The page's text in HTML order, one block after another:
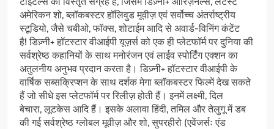
अमेरिकन शो, ब्लॉकबस्टर हॉलिवुड मूवीज़ एवं सर्वोच्च अंतर्राष्ट्रीय
स्टूडियो, जैसे चबीओ, फॉक्स, शोटाईम आदि से अवार्ड-विनिंग कंटेंट
है! डिज़्नी+ हॉटस्टार वीआईपी यूज़र्स को एक ही प्लेटफॉर्म पर दुनिया की
सर्वश्रेष्ठ कहानियों के साथ मनोरंजन एवं लाईव स्पोर्टिंग एक्शन का
अतुलनीय अनुभव प्रदान करता है। डिज़्नी+ हॉटस्टार वीआईपी के
वार्षिक सब्सक्रिप्शन के साथ दर्शक मेगा ब्लॉकबस्टर फिल्में देख सकते
हैं जो सीधे इस प्लेटफॉर्म पर रिलीज़ होती हैं। इनमें लक्ष्मी, दिल
बेचारा, लूटकेस आदि हैं। इसके अलावा हिंदी, तमिल और तेलुगू में डब
की गई सर्वश्रेष्ठ ग्लोबल मूवीज़ और शो, सुपरहीरो (एवेंजर्सः एंड